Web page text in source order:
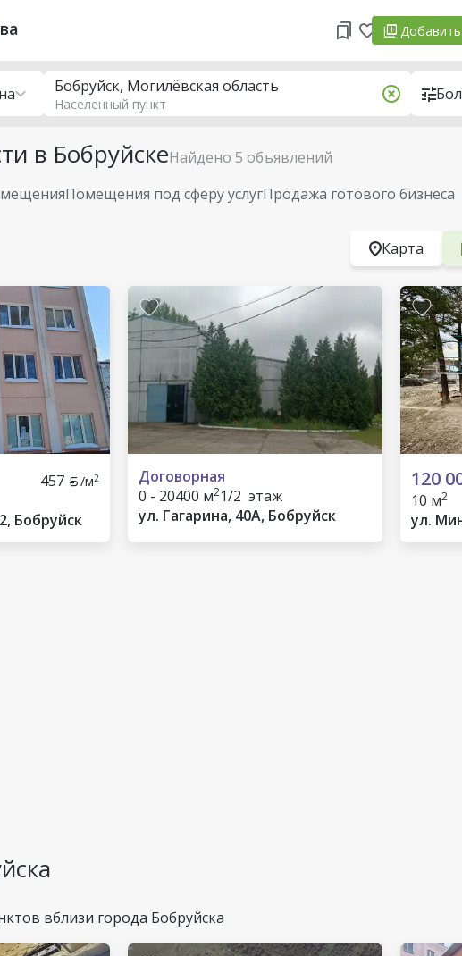
Добавить
в БобруйскеНайдено 5 объявлений
Помещения под сферу услугПродажа готового бизнеса
Бобруйск, Могилёвская область
Населенный пункт
Карта
457 /м2
Бобруйск
Договорная
0 - 20400 м21/2 этаж
ул. Гагарина, 40А, Бобруйск
120
10 м2
ул.
вблизи города Бобруйска